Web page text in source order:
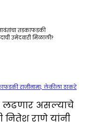
राजीनामा; लेकीला ठाकरे
लढणार असल्याचे
नितेश राणे यांनी